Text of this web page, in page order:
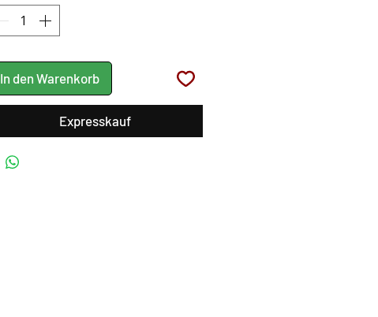
In den Warenkorb
Expresskauf